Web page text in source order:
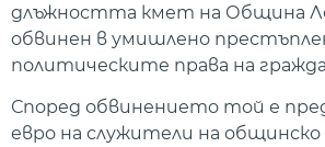
длъжността кмет на Община
обвинен в умишлено
политическите права на
Според обвинението той е
евро на служители на